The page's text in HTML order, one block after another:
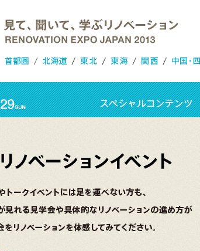
首都圏 北海道 東北 東海 関西